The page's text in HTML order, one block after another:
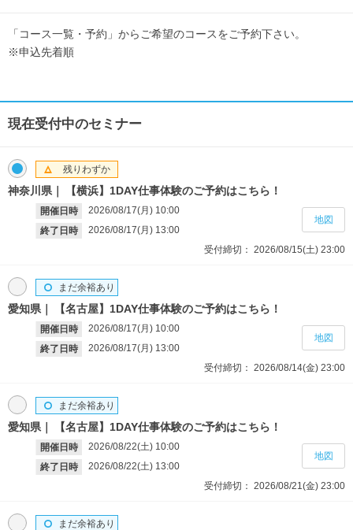
「コース一覧・予約」からご希望のコースをご予約下さい。
※申込先着順
現在受付中のセミナー
神奈川県 【横浜】1DAY仕事体験のご予約はこちら！
開催日時 2026/08/17(月) 10:00
終了日時
2026/08/17(月) 13:00
残りわずか
受付締切： 2026/08/15(土) 23:00
地図
愛知県 【名古屋】1DAY仕事体験のご予約はこちら！
開催日時 2026/08/17(月) 10:00
終了日時
2026/08/17(月) 13:00
まだ余裕あり
受付締切： 2026/08/14(金) 23:00
地図
愛知県 【名古屋】1DAY仕事体験のご予約はこちら！
開催日時 2026/08/22(土) 10:00
終了日時
2026/08/22(土) 13:00
まだ余裕あり
受付締切： 2026/08/21(金) 23:00
地図
まだ余裕あり